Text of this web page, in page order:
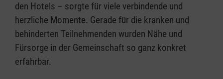
den Hotels – sorgte für viele verbindende und
herzliche Momente. Gerade für die kranken und
behinderten Teilnehmenden wurden Nähe und
Fürsorge in der Gemeinschaft so ganz konkret
erfahrbar.